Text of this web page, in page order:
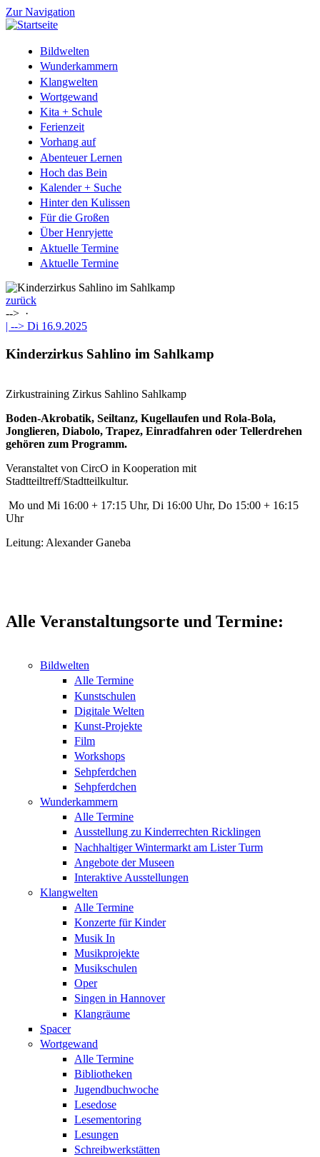
Zur Navigation
Bildwelten
Wunderkammern
Klangwelten
Wortgewand
Kita + Schule
Ferienzeit
Vorhang auf
Abenteuer Lernen
Hoch das Bein
Kalender + Suche
Hinter den Kulissen
Für die Großen
Über Henryjette
Aktuelle Termine
Aktuelle Termine
zurück
--> ·
| --> Di 16.9.2025
Kinderzirkus Sahlino im Sahlkamp
Zirkustraining Zirkus Sahlino Sahlkamp
Boden-Akrobatik, Seiltanz, Kugellaufen und Rola-Bola,
Jonglieren, Diabolo, Trapez, Einradfahren oder Tellerdrehen
gehören zum Programm.
Veranstaltet von CircO in Kooperation mit
Stadtteiltreff/Stadtteilkultur.
Mo und Mi 16:00 + 17:15 Uhr, Di 16:00 Uhr, Do 15:00 + 16:15
Uhr
Leitung: Alexander Ganeba
Alle Veranstaltungsorte und Termine:
Bildwelten
Alle Termine
Kunstschulen
Digitale Welten
Kunst-Projekte
Film
Workshops
Sehpferdchen
Sehpferdchen
Wunderkammern
Alle Termine
Ausstellung zu Kinderrechten Ricklingen
Nachhaltiger Wintermarkt am Lister Turm
Angebote der Museen
Interaktive Ausstellungen
Klangwelten
Alle Termine
Konzerte für Kinder
Musik In
Musikprojekte
Musikschulen
Oper
Singen in Hannover
Klangräume
Spacer
Wortgewand
Alle Termine
Bibliotheken
Jugendbuchwoche
Lesedose
Lesementoring
Lesungen
Schreibwerkstätten